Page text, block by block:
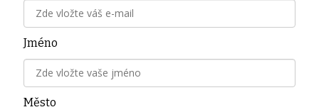
Jméno
Město